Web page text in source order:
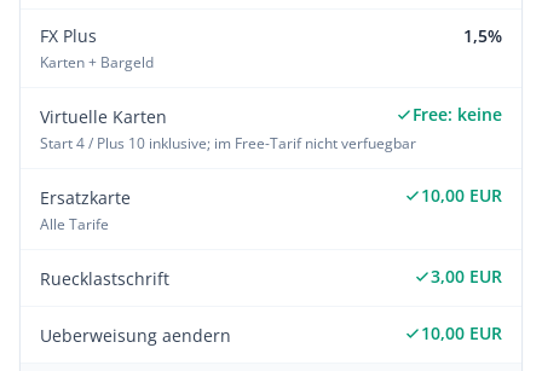
FX Plus 1,5%
Karten + Bargeld
Virtuelle Karten Free: keine
Start 4 / Plus 10 inklusive; im Free-Tarif nicht verfuegbar
Ersatzkarte 10,00 EUR
Alle Tarife
Ruecklastschrift 3,00 EUR
Ueberweisung aendern 10,00 EUR